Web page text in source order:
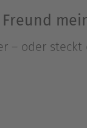
– oder